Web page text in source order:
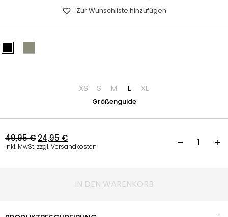
Zur Wunschliste hinzufügen
XS S M L XL
Größenguide
49,95€ 24,95 €
inkl. MwSt. zzgl. Versandkosten
IN DEN WARENKORB